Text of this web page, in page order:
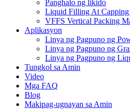
Panghalo ng likido
Liquid Filling At Capping
VFFS Vertical Packing
Aplikasyon
Linya ng Pagpuno ng
Linya ng Pagpuno ng
Linya ng Pagpuno ng
Tungkol sa Amin
Video
Mga FAQ
Blog
Makipag-ugnayan sa Amin